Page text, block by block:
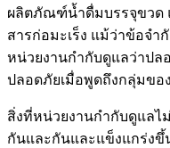
ผลิตภัณฑ์น้ำดื่มบรรจุขวด
สารก่อมะเร็ง แม้ว่าข้อจำ
หน่วยงานกำกับดูแลว่าปล
ปลอดภัยเมื่อพูดถึงกลุ่มขอ
สิ่งที่หน่วยงานกำกับดูแลไ
กันและกันและแข็งแกร่งขึ้